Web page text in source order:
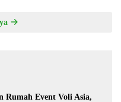
Rumah Event Voli Asia,